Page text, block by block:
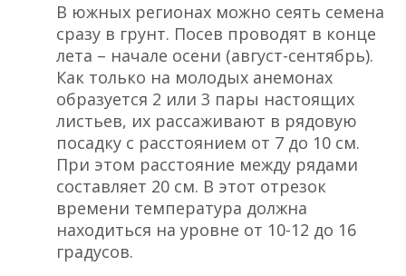
В южных регионах можно сеять семена
сразу в грунт. Посев проводят в конце
лета – начале осени (август-сентябрь).
Как только на молодых анемонах
образуется 2 или 3 пары настоящих
листьев, их рассаживают в рядовую
посадку с расстоянием от 7 до 10 см.
При этом расстояние между рядами
составляет 20 см. В этот отрезок
времени температура должна
находиться на уровне от 10-12 до 16
градусов.